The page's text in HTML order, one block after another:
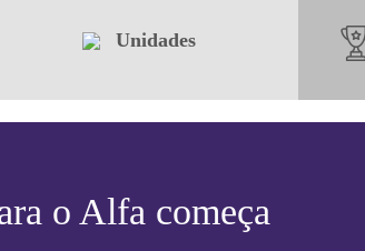
Unidades
o Alfa começa